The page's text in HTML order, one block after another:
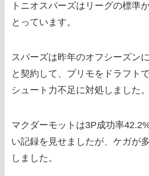
トニオスパーズはリーグの標準
とっています。
スパーズは昨年のオフシーズン
と契約して、プリモをドラフト
シュート力不足に対処しました。
マクダーモットは3P成功率
い記録を見せましたが、ケガが
しました。